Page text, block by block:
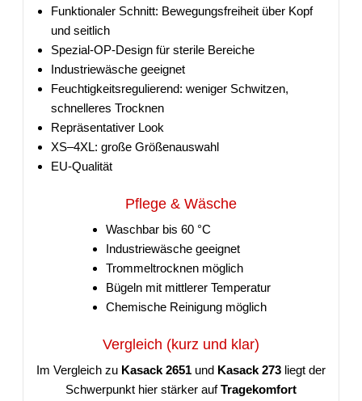
Funktionaler Schnitt: Bewegungsfreiheit über Kopf
und seitlich
Spezial-OP-Design für sterile Bereiche
Industriewäsche geeignet
Feuchtigkeitsregulierend: weniger Schwitzen,
schnelleres Trocknen
Repräsentativer Look
XS–4XL: große Größenauswahl
EU-Qualität
Pflege & Wäsche
Waschbar bis 60 °C
Industriewäsche geeignet
Trommeltrocknen möglich
Bügeln mit mittlerer Temperatur
Chemische Reinigung möglich
Vergleich (kurz und klar)
Im Vergleich zu Kasack 2651 und Kasack 273 liegt der
Schwerpunkt hier stärker aufTragekomfort